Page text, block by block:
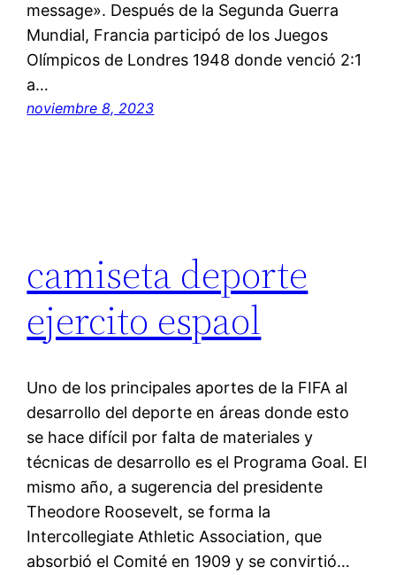
message». Después de la Segunda Guerra
Mundial, Francia participó de los Juegos
Olímpicos de Londres 1948 donde venció 2:1
a…
noviembre 8, 2023
camiseta deporte
ejercito espaol
Uno de los principales aportes de la FIFA al
desarrollo del deporte en áreas donde esto
se hace difícil por falta de materiales y
técnicas de desarrollo es el Programa Goal. El
mismo año, a sugerencia del presidente
Theodore Roosevelt, se forma la
Intercollegiate Athletic Association, que
absorbió el Comité en 1909 y se convirtió…